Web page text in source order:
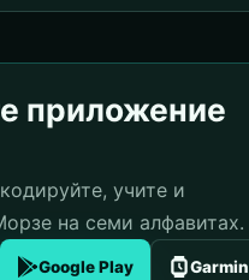
приложение
учите и
на семи алфавитах.
Google Play Garmin